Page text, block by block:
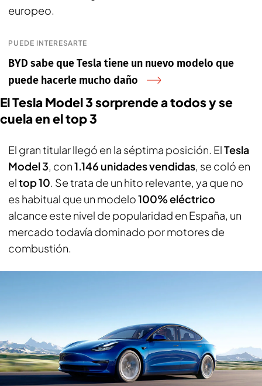
europeo.
PUEDE INTERESARTE
BYD sabe que Tesla tiene un nuevo modelo que
puede hacerle mucho daño
El Tesla Model 3 sorprende a todos y se
cuela en el top 3
El gran titular llegó en la séptima posición. ElTesla
Model 3, con1.146 unidades vendidas, se coló en
eltop 10. Se trata de un hito relevante, ya que no
es habitual que un modelo100% eléctrico
alcance este nivel de popularidad en España, un
mercado todavía dominado por motores de
combustión.